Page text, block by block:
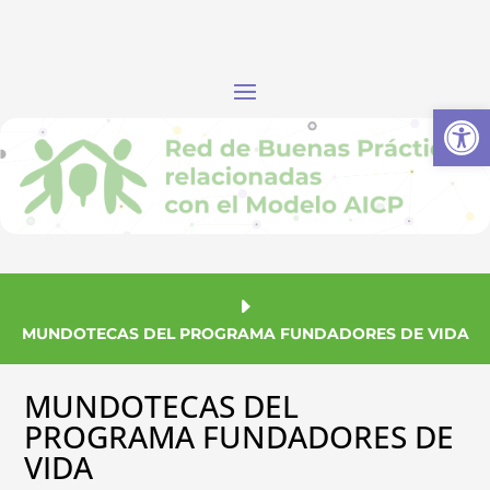
MUNDOTECAS DEL PROGRAMA FUNDADORES DE VIDA
MUNDOTECAS DEL
PROGRAMA FUNDADORES DE
VIDA